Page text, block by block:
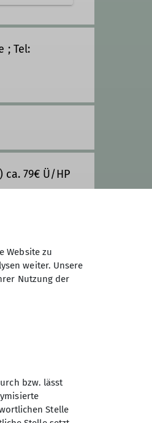
; Tel:
79€ Ü/HP
des
e.V.
Website zu
weiter. Unsere
Nutzung der
bzw. lässt
Stelle